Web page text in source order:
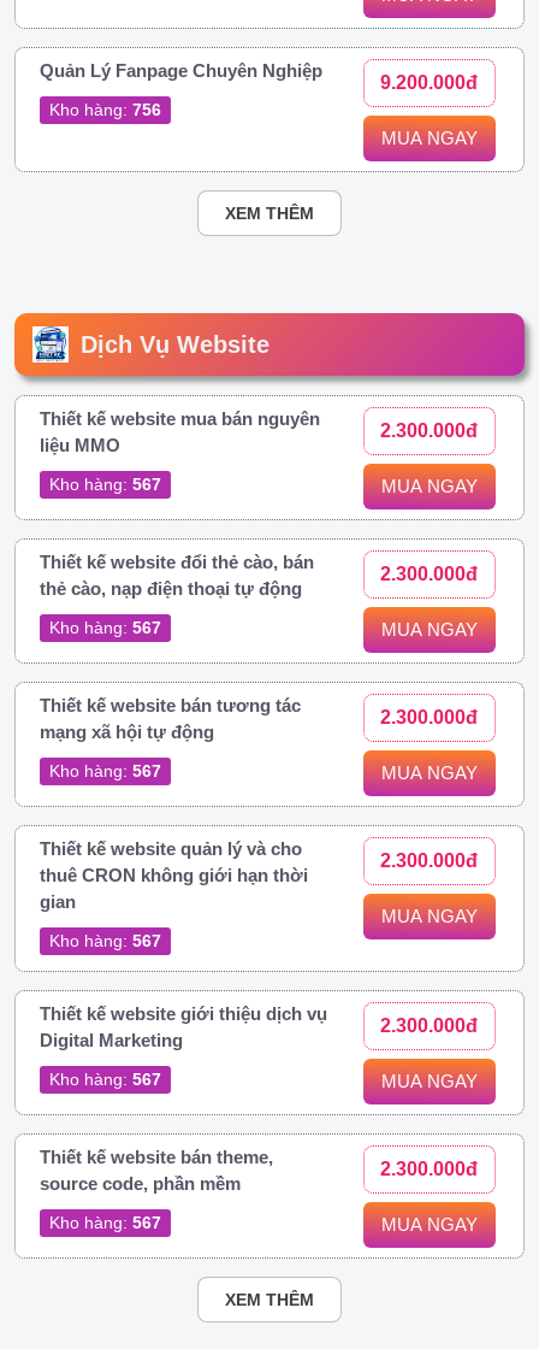
Quản Lý Fanpage Chuyên Nghiệp
Kho hàng: 756
9.200.000đ
MUA NGAY
XEM THÊM
Dịch Vụ Website
Thiết kế website mua bán nguyên
liệu MMO
Kho hàng: 567
2.300.000đ
MUA NGAY
Thiết kế website đổi thẻ cào, bán
thẻ cào, nạp điện thoại tự động
Kho hàng: 567
2.300.000đ
MUA NGAY
Thiết kế website bán tương tác
mạng xã hội tự động
Kho hàng: 567
2.300.000đ
MUA NGAY
Thiết kế website quản lý và cho
thuê CRON không giới hạn thời
gian
Kho hàng: 567
2.300.000đ
MUA NGAY
Thiết kế website giới thiệu dịch vụ
Digital Marketing
Kho hàng: 567
2.300.000đ
MUA NGAY
Thiết kế website bán theme,
source code, phần mềm
Kho hàng: 567
2.300.000đ
MUA NGAY
XEM THÊM